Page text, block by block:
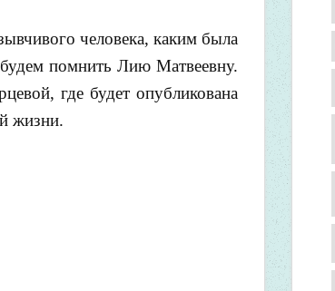
человека, каким была
помнить Лию Матвеевну.
где будет опубликована
жизни.